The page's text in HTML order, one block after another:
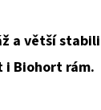
a větší
Biohort rám.